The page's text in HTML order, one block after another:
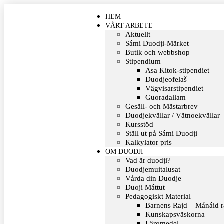
HEM
VÅRT ARBETE
Aktuellt
Sámi Duodji-Märket
Butik och webbshop
Stipendium
Asa Kitok-stipendiet
Duodjeofelaš
Vägvisarstipendiet
Guoradallam
Gesäll- och Mästarbrev
Duodjekvällar / Vätnoekvällar
Kursstöd
Ställ ut på Sámi Duodji
Kalkylator pris
OM DUODJI
Vad är duodji?
Duodjemuitalusat
Vårda din Duodje
Duoji Máttut
Pedagogiskt Material
Barnens Rajd – Mánáid
Kunskapsväskorna